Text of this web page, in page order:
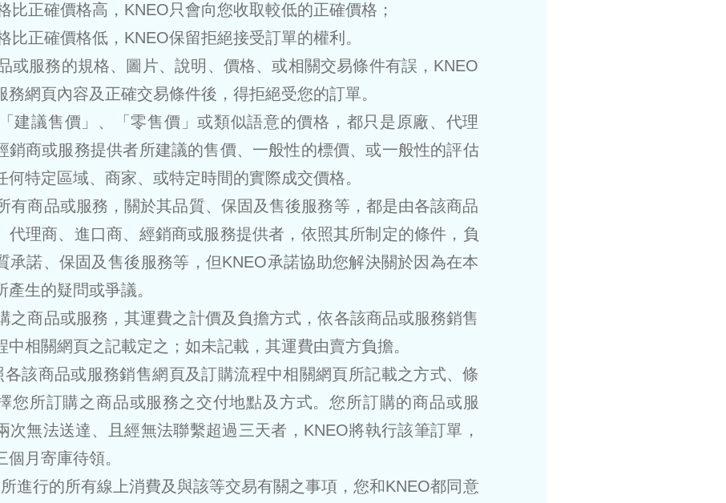
比正確價格高，KNEO只會向您收取較低的正確價格；
比正確價格低，KNEO保留拒絕接受訂單的權利。
或服務的規格、圖片、說明、價格、或相關交易條件有誤，KNEO
務網頁內容及正確交易條件後，得拒絕受您的訂單。
建議售價」、「零售價」或類似語意的價格，都只是原廠、代理
銷商或服務提供者所建議的售價、一般性的標價、或一般性的評估
何特定區域、商家、或特定時間的實際成交價格。
有商品或服務，關於其品質、保固及售後服務等，都是由各該商品
代理商、進口商、經銷商或服務提供者，依照其所制定的條件，負
承諾、保固及售後服務等，但KNEO承諾協助您解決關於因為在本
產生的疑問或爭議。
之商品或服務，其運費之計價及負擔方式，依各該商品或服務銷售
中相關網頁之記載定之；如未記載，其運費由賣方負擔。
各該商品或服務銷售網頁及訂購流程中相關網頁所記載之方式、條
您所訂購之商品或服務之交付地點及方式。您所訂購的商品或服
次無法送達、且經無法聯繫超過三天者，KNEO將執行該筆訂單，
月寄庫待領。
進行的所有線上消費及與該等交易有關之事項，您和KNEO都同意